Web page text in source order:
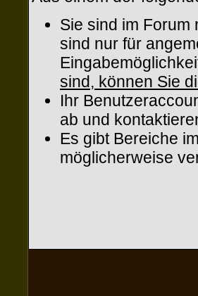
Sie sind im Forum
sind nur für
sind, können Sie
Ihr
ab und
Es gibt Bereiche
möglicherweise